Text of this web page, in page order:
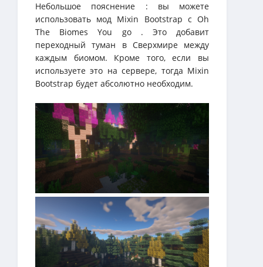
Небольшое пояснение : вы можете
использовать мод Mixin Bootstrap с Oh
The Biomes You go . Это добавит
переходный туман в Сверхмире между
каждым биомом. Кроме того, если вы
используете это на сервере, тогда Mixin
Bootstrap будет абсолютно необходим.